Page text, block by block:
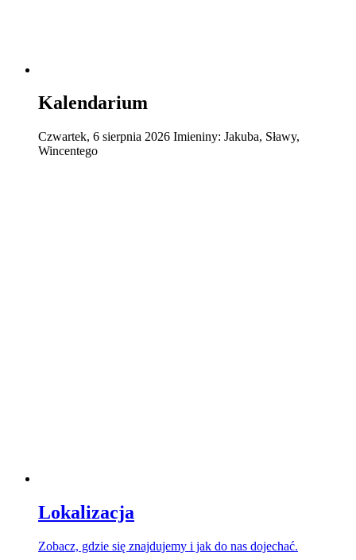
Kalendarium
Czwartek, 6 sierpnia 2026 Imieniny: Jakuba, Sławy,
Wincentego
Lokalizacja
Zobacz, gdzie się znajdujemy i jak do nas dojechać.